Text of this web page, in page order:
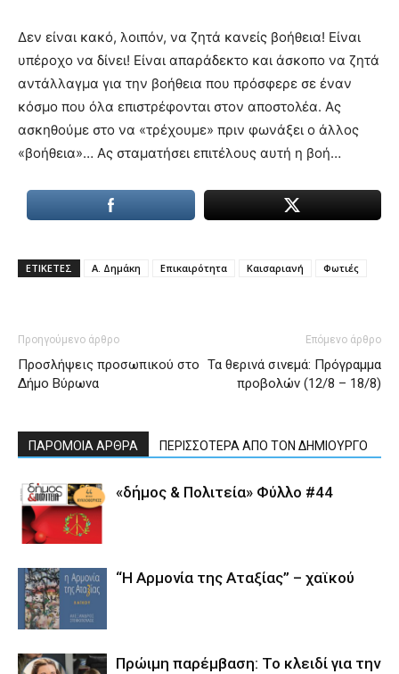
Δεν είναι κακό, λοιπόν, να ζητά κανείς βοήθεια! Είναι
υπέροχο να δίνει! Είναι απαράδεκτο και άσκοπο να ζητά
αντάλλαγμα για την βοήθεια που πρόσφερε σε έναν
κόσμο που όλα επιστρέφονται στον αποστολέα. Ας
ασκηθούμε στο να «τρέχουμε» πριν φωνάξει ο άλλος
«βοήθεια»… Ας σταματήσει επιτέλους αυτή η βοή…
ΕΤΙΚΕΤΕΣ Α. Δημάκη Επικαιρότητα Καισαριανή Φωτιές
Προηγούμενο άρθρο
Προσλήψεις προσωπικού στο
Δήμο Βύρωνα
Επόμενο άρθρο
Τα θερινά σινεμά: Πρόγραμμα
προβολών (12/8 – 18/8)
ΠΑΡΟΜΟΙΑ ΑΡΘΡΑ ΠΕΡΙΣΣΟΤΕΡΑ ΑΠΟ ΤΟΝ ΔΗΜΙΟΥΡΓΟ
«δήμος & Πολιτεία» Φύλλο #44
“Η Αρμονία της Αταξίας” – χαϊκού
Πρώιμη παρέμβαση: Το κλειδί για την